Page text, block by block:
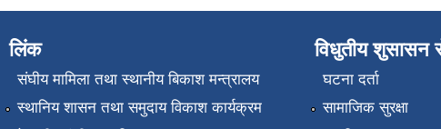
लिंक
संघीय मामिला तथा स्थानीय बिकाश मन्त्रालय
स्थानिय शासन तथा समुदाय विकाश कार्यक्रम
विधुतीय शुसासन
घटना दर्ता
सामाजिक सुरक्षा